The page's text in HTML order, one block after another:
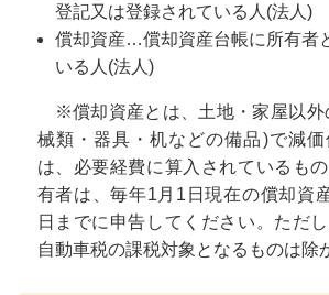
登記又は登録されている人(法人)
償却資産…償却資産台帳に所有者
いる人(法人)
※償却資産とは、土地・家屋以外
械類・器具・机などの備品)で減価
は、必要経費に算入されているも
有者は、毎年1月1日現在の償却資
日までに申告してください。ただ
自動車税の課税対象となるものは除